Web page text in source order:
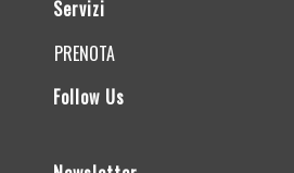
Servizi
PRENOTA
Follow Us